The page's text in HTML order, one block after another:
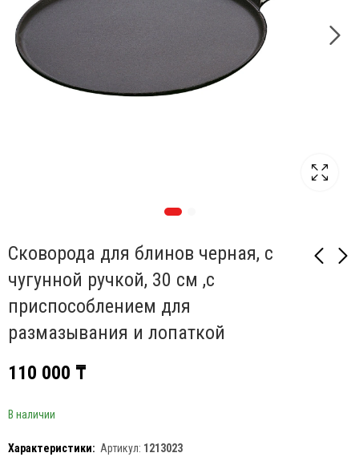
Сковорода для блинов черная, с
чугунной ручкой, 30 см ,с
приспособлением для
размазывания и лопаткой
110 000 ₸
В наличии
Характеристики: Артикул: 1213023